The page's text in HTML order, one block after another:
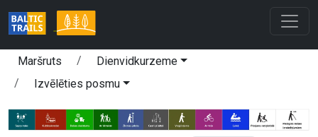
Maršruts
Dienvidkurzeme
Izvēlēties posmu